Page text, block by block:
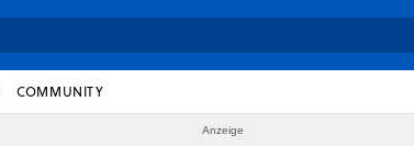
COMMUNITY